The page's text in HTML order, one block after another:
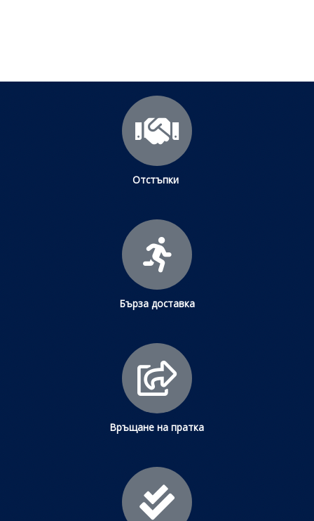
Отстъпки
Бърза доставка
Връщане на пратка